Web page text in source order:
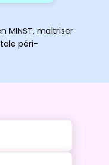
MINST, maitriser
péri-